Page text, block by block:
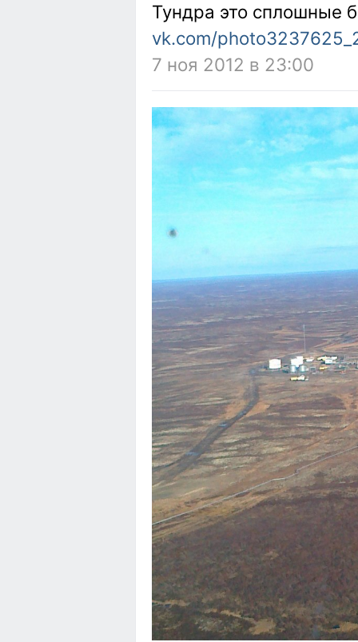
Тундра это сплошные
vk.com/
7 ноя 2012 в 23:00